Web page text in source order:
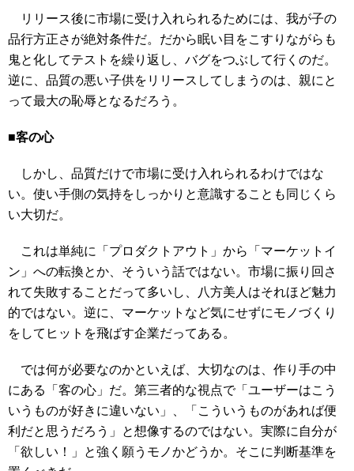
リリース後に市場に受け入れられるためには、我が子の
品行方正さが絶対条件だ。だから眠い目をこすりながらも
鬼と化してテストを繰り返し、バグをつぶして行くのだ。
逆に、品質の悪い子供をリリースしてしまうのは、親にと
って最大の恥辱となるだろう。
■客の心
しかし、品質だけで市場に受け入れられるわけではな
い。使い手側の気持をしっかりと意識することも同じくら
い大切だ。
これは単純に「プロダクトアウト」から「マーケットイ
ン」への転換とか、そういう話ではない。市場に振り回さ
れて失敗することだって多いし、八方美人はそれほど魅力
的ではない。逆に、マーケットなど気にせずにモノづくり
をしてヒットを飛ばす企業だってある。
では何が必要なのかといえば、大切なのは、作り手の中
にある「客の心」だ。第三者的な視点で「ユーザーはこう
いうものが好きに違いない」、「こういうものがあれば便
利だと思うだろう」と想像するのではない。実際に自分が
「欲しい！」と強く願うモノかどうか。そこに判断基準を